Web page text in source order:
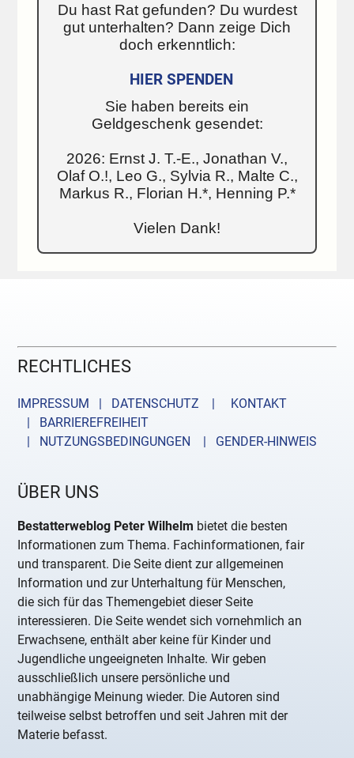
Du hast Rat gefunden? Du wurdest
gut unterhalten? Dann zeige Dich
doch erkenntlich:
HIER SPENDEN
Sie haben bereits ein
Geldgeschenk gesendet:
2026: Ernst J. T.-E., Jonathan V.,
Olaf O.!, Leo G., Sylvia R., Malte C.,
Markus R., Florian H.*, Henning P.*
Vielen Dank!
RECHTLICHES
IMPRESSUM | DATENSCHUTZ |
KONTAKT
| BARRIEREFREIHEIT
| NUTZUNGSBEDINGUNGEN
| GENDER-HINWEIS
ÜBER UNS
Bestatterweblog Peter Wilhelm bietet die besten
Informationen zum Thema. Fachinformationen, fair
und transparent. Die Seite dient zur allgemeinen
Information und zur Unterhaltung für Menschen,
die sich für das Themengebiet dieser Seite
interessieren. Die Seite wendet sich vornehmlich an
Erwachsene, enthält aber keine für Kinder und
Jugendliche ungeeigneten Inhalte. Wir geben
ausschließlich unsere persönliche und
unabhängige Meinung wieder. Die Autoren sind
teilweise selbst betroffen und seit Jahren mit der
Materie befasst.